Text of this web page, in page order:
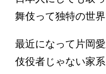
舞伎って独特の世界
最近になって片岡
伎役者じゃない家